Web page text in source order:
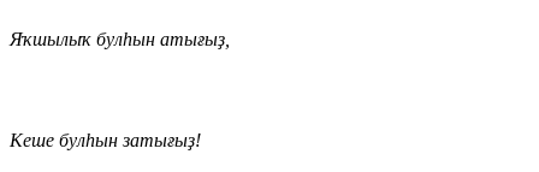
Яҡшылыҡ булһын атығыҙ,
Кеше булһын затығыҙ!